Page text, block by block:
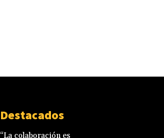
Destacados
“La colaboración es